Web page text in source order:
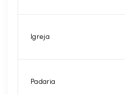
Igreja
Padaria